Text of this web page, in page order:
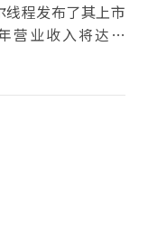
程发布了其上市
营业收入将达到
至246.67%。